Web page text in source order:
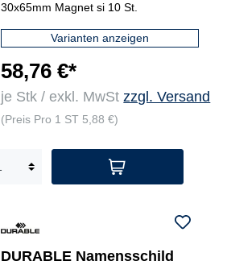
30x65mm Magnet si 10 St.
Varianten anzeigen
58,76 €*
je Stk / exkl. MwStzzgl. Versand
(Preis Pro 1 ST 5,88 €)
DURABLE Namensschild